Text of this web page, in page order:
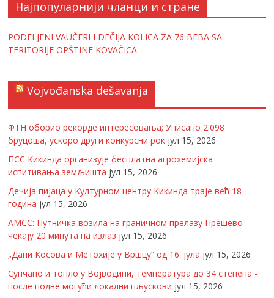
Најпопуларнији чланци и стране
PODELJENI VAUČERI I DEČIJA KOLICA ZA 76 BEBA SA
TERITORIJE OPŠTINE KOVAČICA
Vojvođanska dešavanja
ФТН оборио рекорде интересовања; Уписано 2.098
бруцоша, ускоро други конкурсни рок јул 15, 2026
ПСС Кикинда организује бесплатна агрохемијска
испитивања земљишта јул 15, 2026
Дечија пијаца у Културном центру Кикинда траје већ 18
година јул 15, 2026
АМСС: Путничка возила на граничном прелазу Прешево
чекају 20 минута на излаз јул 15, 2026
„Дани Косова и Метохије у Вршцу“ од 16. јула јул 15, 2026
Сунчано и топло у Војводини, температура до 34 степена -
после подне могући локални пљускови јул 15, 2026